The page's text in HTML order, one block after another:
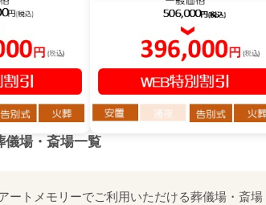
儀場・斎場一覧
ートメモリーでご利用いただける葬儀場・斎場